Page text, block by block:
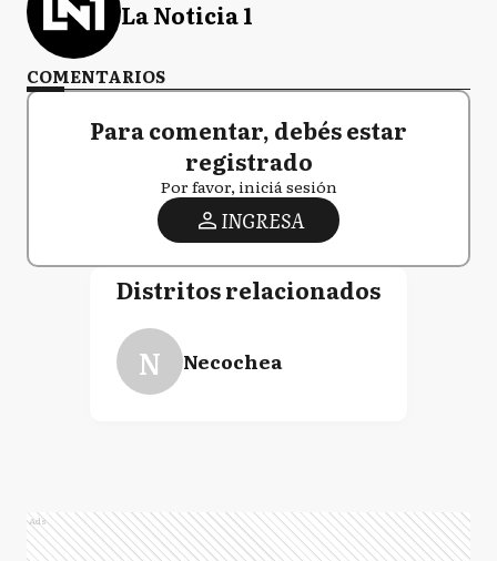
La Noticia 1
COMENTARIOS
Para comentar, debés estar
registrado
Por favor, iniciá sesión
INGRESA
Distritos relacionados
N Necochea
Ads